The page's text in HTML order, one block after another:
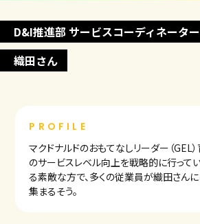
D&I推進部 サービスコーディネーター
織田さん
PROFILE
マクドナルドのおもてなしリーダー（GEL
のサービスレベル向上を戦略的に行って
る素敵な方で、多くの従業員が織田さん
集まるそう。